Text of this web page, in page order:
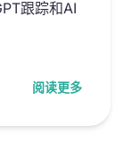
跟踪和AI
阅读更多